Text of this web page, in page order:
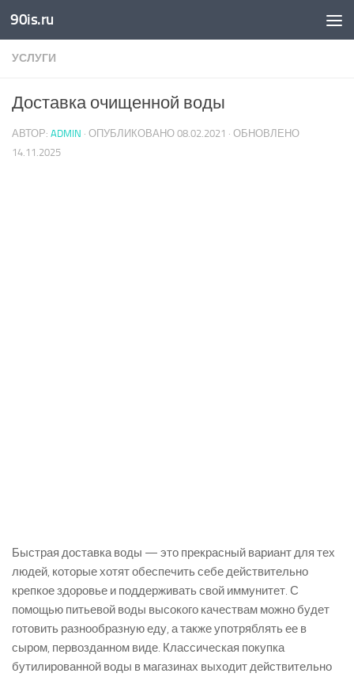
Skip to content
90is.ru
УСЛУГИ
Доставка очищенной воды
АВТОР: ADMIN · ОПУБЛИКОВАНО 08.02.2021 · ОБНОВЛЕНО
14.11.2025
Быстрая доставка воды — это прекрасный вариант для тех
людей, которые хотят обеспечить себе действительно
крепкое здоровье и поддерживать свой иммунитет. С
помощью питьевой воды высокого качествам можно будет
готовить разнообразную еду, а также употряблять ее в
сыром, первозданном виде. Классическая покупка
бутилированной воды в магазинах выходит действительно